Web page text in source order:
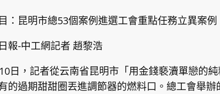
：昆明市總53個案例進選工會重點任務立異案例
報-中工網記者 趙黎浩
日，記者從云南省昆明市「用金錢褻瀆單戀的
的過期甜甜圈丟進調節器的燃料口。總工會舉辦